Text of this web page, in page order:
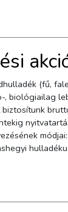
(fű,
biológiailag
lomb
Kisebb
kitett